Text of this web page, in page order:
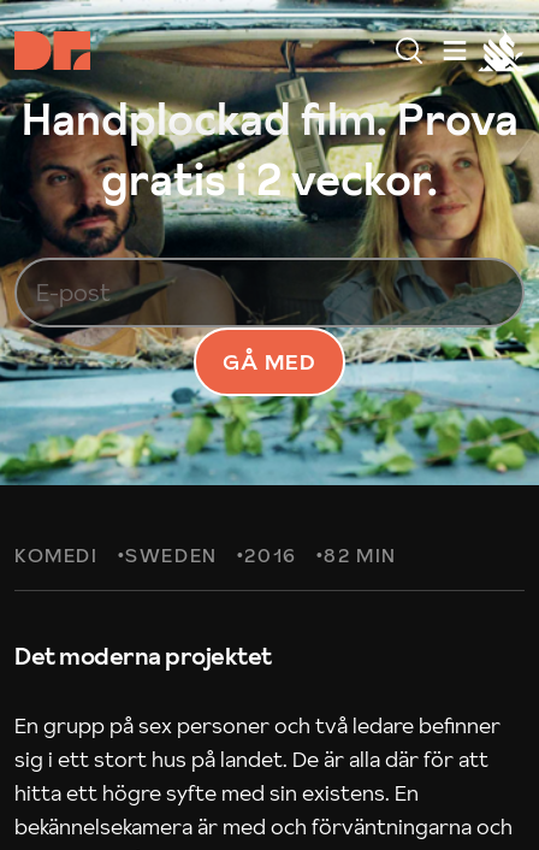
Handplockad film. Prova
gratis i 2 veckor.
GÅ MED
KOMEDI SWEDEN 2016 82 MIN
Det moderna projektet
En grupp på sex personer och två ledare befinner
sig i ett stort hus på landet. De är alla där för att
hitta ett högre syfte med sin existens. En
bekännelsekamera är med och förväntningarna och